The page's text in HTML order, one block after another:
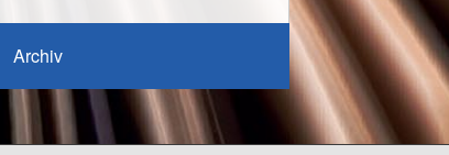
Archiv